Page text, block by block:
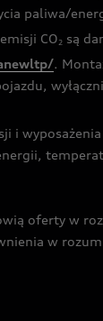
paliwa/
CO2 są
.
i
oferty w
w